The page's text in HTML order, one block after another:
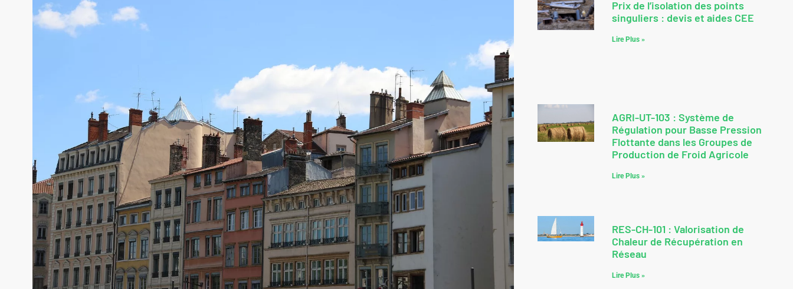
Prix de l’isolation des points
singuliers : devis et aides CEE
Lire Plus »
AGRI-UT-103 : Système de
Régulation pour Basse Pression
Flottante dans les Groupes de
Production de Froid Agricole
Lire Plus »
RES-CH-101 : Valorisation de
Chaleur de Récupération en
Réseau
Lire Plus »